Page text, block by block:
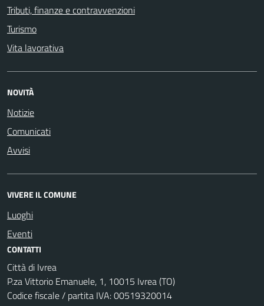
Tributi, finanze e contravvenzioni
Turismo
Vita lavorativa
NOVITÀ
Notizie
Comunicati
Avvisi
VIVERE IL COMUNE
Luoghi
Eventi
CONTATTI
Città di Ivrea
P.za Vittorio Emanuele, 1, 10015 Ivrea (TO)
Codice fiscale / partita IVA: 00519320014